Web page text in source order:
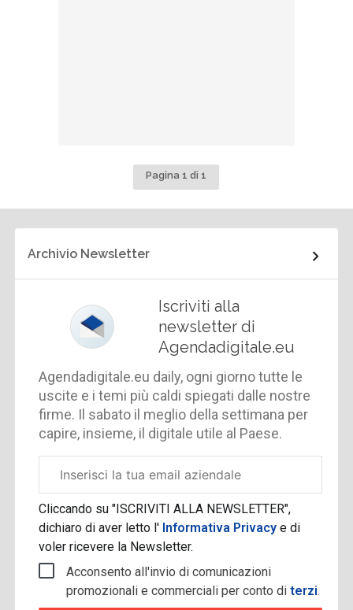
Pagina 1 di 1
Archivio Newsletter
Iscriviti alla
newsletter di
Agendadigitale.eu
Agendadigitale.eu daily, ogni giorno tutte le
uscite e i temi più caldi spiegati dalle nostre
firme. Il sabato il meglio della settimana per
capire, insieme, il digitale utile al Paese.
aziendale
Cliccando su "ISCRIVITI ALLA NEWSLETTER",
dichiaro di aver letto l' Informativa Privacye di
voler ricevere la Newsletter.
Acconsento all'invio di comunicazioni
promozionali e commerciali per conto diterzi.